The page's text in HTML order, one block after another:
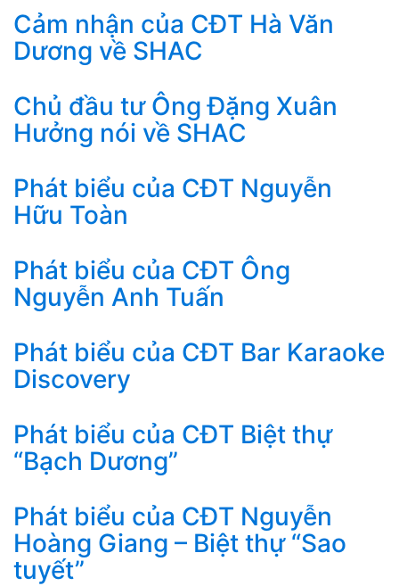
Cảm nhận của CĐT Hà Văn
Dương về SHAC
Chủ đầu tư Ông Đặng Xuân
Hưởng nói về SHAC
Phát biểu của CĐT Nguyễn
Hữu Toàn
Phát biểu của CĐT Ông
Nguyễn Anh Tuấn
Phát biểu của CĐT Bar Karaoke
Discovery
Phát biểu của CĐT Biệt thự
“Bạch Dương”
Phát biểu của CĐT Nguyễn
Hoàng Giang – Biệt thự “Sao
tuyết”